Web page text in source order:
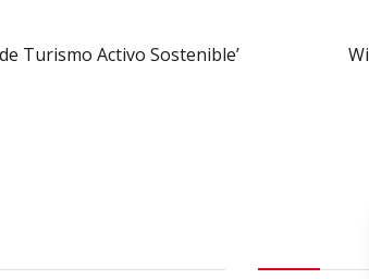
Turismo Activo Sostenible’